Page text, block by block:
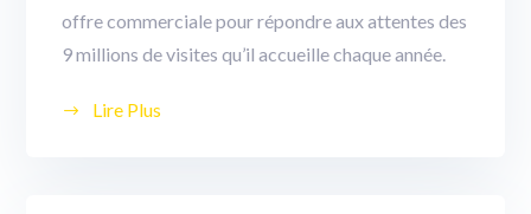
offre commerciale pour répondre aux attentes des
9 millions de visites qu’il accueille chaque année.
Lire Plus